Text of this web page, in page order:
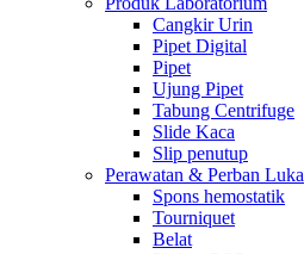
Cangkir Urin
Pipet Digital
Pipet
Ujung Pipet
Tabung Centrifuge
Slide Kaca
Slip penutup
Perawatan & Perban Luka
Spons hemostatik
Tourniquet
Belat